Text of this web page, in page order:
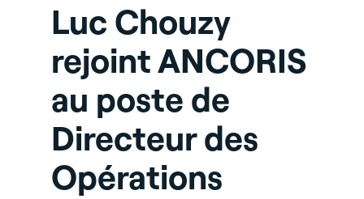
Luc Chouzy
rejoint ANCORIS
au poste de
Directeur des
Opérations